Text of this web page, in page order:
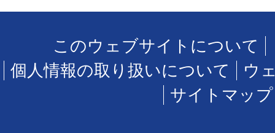
このウェブサイトについて
個人情報の取り扱いについて
ウ
サイトマップ